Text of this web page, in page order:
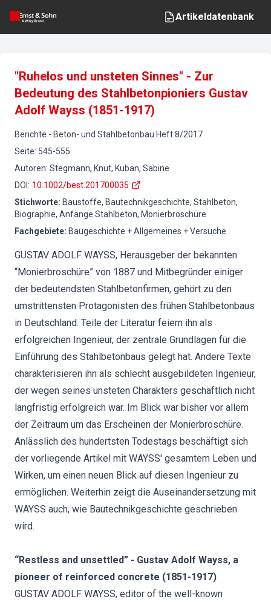
Artikeldatenbank
"Ruhelos und unsteten Sinnes" - Zur
Bedeutung des Stahlbetonpioniers Gustav
Adolf Wayss (1851-1917)
Berichte - Beton- und Stahlbetonbau Heft8/2017
Seite: 545-555
Autoren: Stegmann, Knut, Kuban, Sabine
DOI : 10.1002/best.201700035
Stichworte: Baustoffe, Bautechnikgeschichte, Stahlbeton,
Biographie, Anfänge Stahlbeton, Monierbroschüre
Fachgebiete: Baugeschichte + Allgemeines + Versuche
GUSTAV ADOLF WAYSS, Herausgeber der bekannten
“Monierbroschüre” von 1887 und Mitbegründer einiger
der bedeutendsten Stahlbetonfirmen, gehört zu den
umstrittensten Protagonisten des frühen Stahlbetonbaus
in Deutschland. Teile der Literatur feiern ihn als
erfolgreichen Ingenieur, der zentrale Grundlagen für die
Einführung des Stahlbetonbaus gelegt hat. Andere Texte
charakterisieren ihn als schlecht ausgebildeten Ingenieur,
der wegen seines unsteten Charakters geschäftlich nicht
langfristig erfolgreich war. Im Blick war bisher vor allem
der Zeitraum um das Erscheinen der Monierbroschüre.
Anlässlich des hundertsten Todestags beschäftigt sich
der vorliegende Artikel mit WAYSS' gesamtem Leben und
Wirken, um einen neuen Blick auf diesen Ingenieur zu
ermöglichen. Weiterhin zeigt die Auseinandersetzung mit
WAYSS auch, wie Bautechnikgeschichte geschrieben
wird.
“Restless and unsettled” - Gustav Adolf Wayss, a
pioneer of reinforced concrete (1851-1917)
GUSTAV ADOLF WAYSS, editor of the well-known